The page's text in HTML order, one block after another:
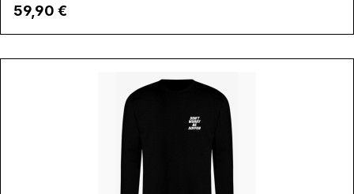
Regulärer Preis:
59,90 €